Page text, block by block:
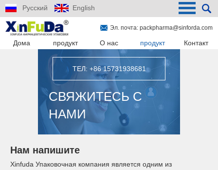
Русский English
Эл. почта: packpharma@sinforda.com
Дома продукт О нас продукт Контакт
ТЕЛ: +86 15731938681
СВЯЖИТЕСЬ С
НАМИ
Нам напишите
Xinfuda Упаковочная компания является одним из